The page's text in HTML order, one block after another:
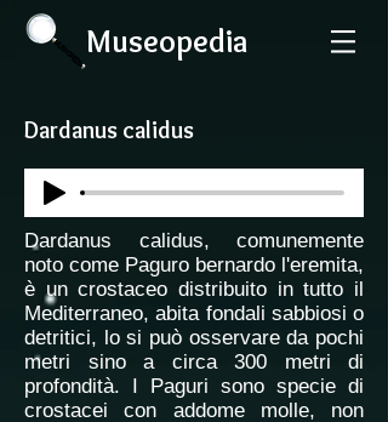
Museopedia
Dardanus calidus
Dardanus calidus, comunemente
noto come Paguro bernardo l'eremita,
è un crostaceo distribuito in tutto il
Mediterraneo, abita fondali sabbiosi o
detritici, lo si può osservare da pochi
metri sino a circa 300 metri di
profondità. I Paguri sono specie di
crostacei con addome molle, non